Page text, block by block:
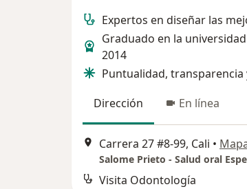
Expertos en diseñar las
Graduado en la
2014
Puntualidad, transparencia
Dirección
En línea
Carrera 27 #8-99, Cali •
Salome Prieto - Salud oral
Visita Odontología